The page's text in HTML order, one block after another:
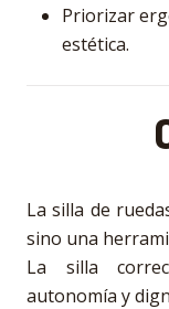
Priorizar
estética.
La silla de
sino una
La silla
autonomía y